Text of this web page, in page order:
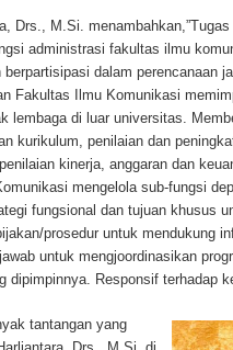
Drs., M.Si.
administrasi fakultas ilmu
berpartisipasi dalam perencanaan
Fakultas Ilmu Komunikasi
lembaga di luar universitas.
kurikulum, penilaian dan
kinerja, anggaran dan
mengelola sub-fungsi
fungsional dan tujuan khusus
prosedur untuk mendukung
untuk mengjoordinasikan
dipimpinnya. Responsif terhadap
tantangan yang